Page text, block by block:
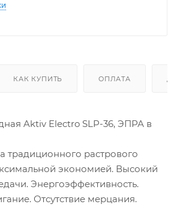
КАК КУПИТЬ ОПЛАТА
Aktiv Electro SLP-36, ЭПРА в
традиционного растрового
экономией. Высокий
Энергоэффективность.
Отсутствие мерцания.